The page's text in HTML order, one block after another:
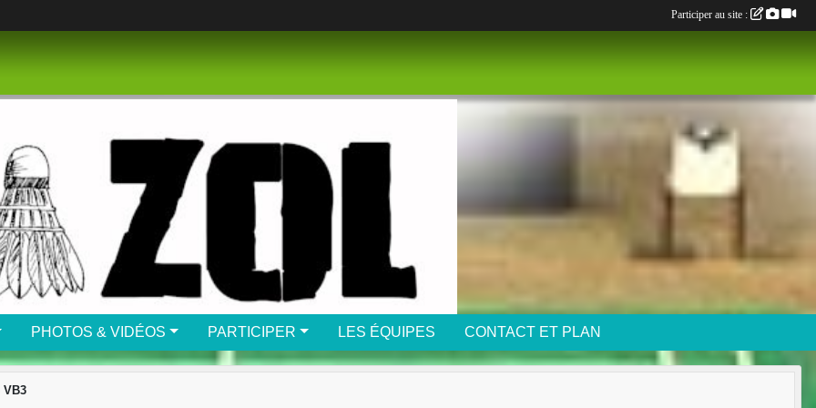
PHOTOS & VIDÉOS PARTICIPER LES ÉQUIPES CONTACT ET PLAN
VB3
Participer au site :